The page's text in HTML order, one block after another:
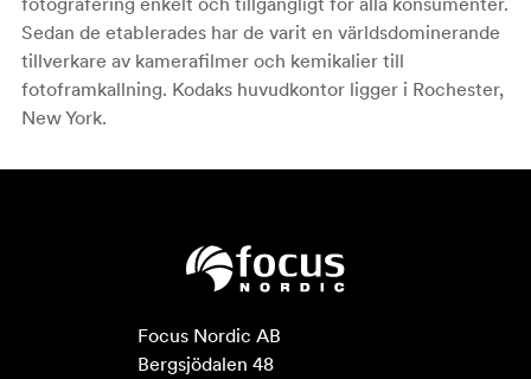
Sedan de etablerades har de varit en världsdominerande
tillverkare av kamerafilmer och kemikalier till
fotoframkallning. Kodaks huvudkontor ligger i Rochester,
New York.
Focus Nordic AB
Bergsjödalen 48